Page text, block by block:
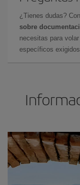
¿Tienes dudas?
sobre
necesitas para
específicos